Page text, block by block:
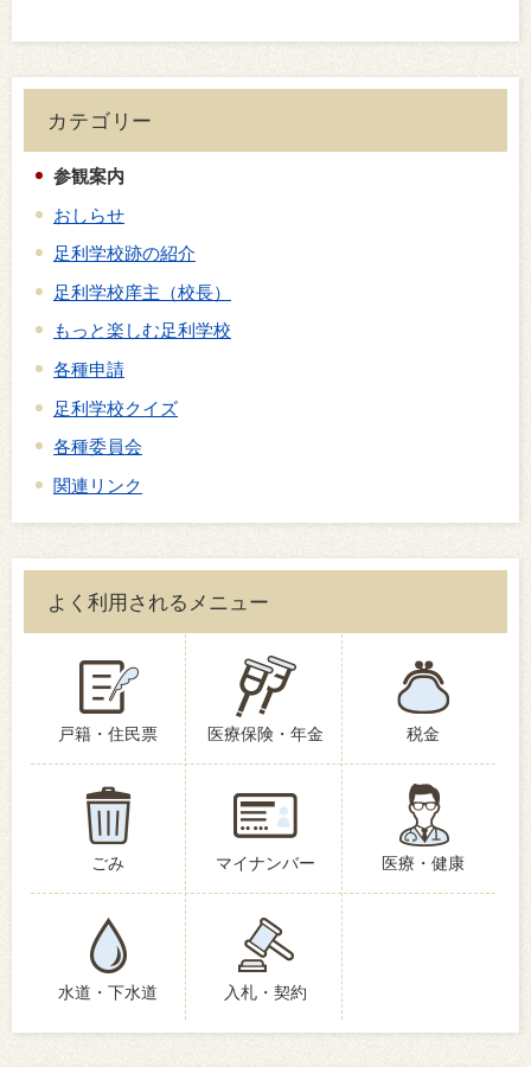
カテゴリー
参観案内
おしらせ
足利学校跡の紹介
足利学校庠主（校長）
もっと楽しむ足利学校
各種申請
足利学校クイズ
各種委員会
関連リンク
よく利用されるメニュー
戸籍・住民票 医療保険・年金 税金
ごみ マイナンバー 医療・健康
水道・下水道 入札・契約